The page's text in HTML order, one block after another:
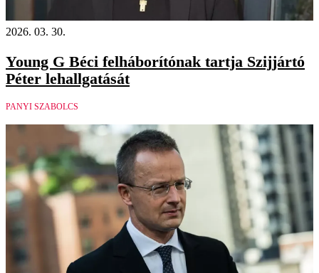
2026. 03. 30.
Young G Béci felháborítónak tartja Szijjártó
Péter lehallgatását
PANYI SZABOLCS